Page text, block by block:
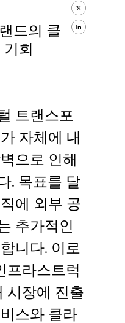
드의 클
회
트랜스포
자체에 내
으로 인해
. 목표를 달
에 외부 공
추가적인
니다. 이로
프라스트럭
시장에 진출
스와 클라